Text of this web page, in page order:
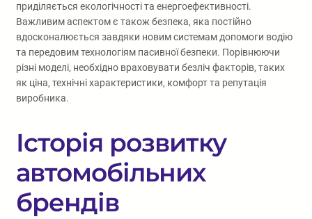
приділяється екологічності та енергоефективності.
Важливим аспектом є також безпека, яка постійно
вдосконалюється завдяки новим системам допомоги водію
та передовим технологіям пасивної безпеки. Порівнюючи
різні моделі, необхідно враховувати безліч факторів, таких
як ціна, технічні характеристики, комфорт та репутація
виробника.
Історія розвитку
автомобільних
брендів